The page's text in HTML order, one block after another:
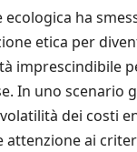
ecologica ha
etica per
imprescindibile
In uno scenario
dei costi
attenzione ai